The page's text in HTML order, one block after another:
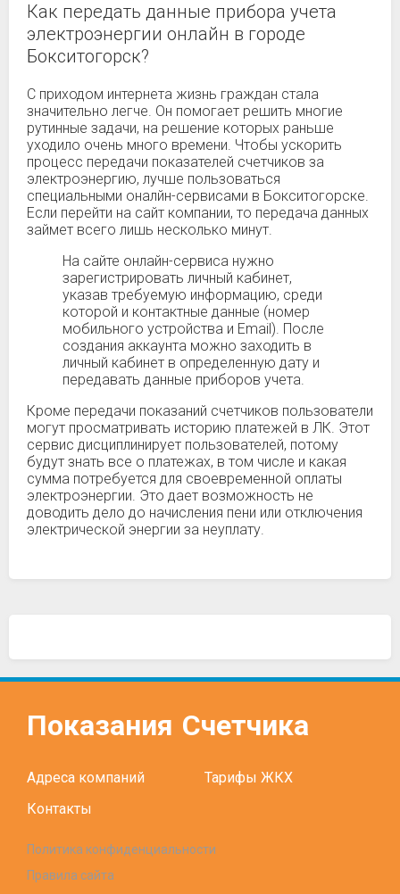
Как передать данные прибора учета
электроэнергии онлайн в городе
Бокситогорск?
С приходом интернета жизнь граждан стала
значительно легче. Он помогает решить многие
рутинные задачи, на решение которых раньше
уходило очень много времени. Чтобы ускорить
процесс передачи показателей счетчиков за
электроэнергию, лучше пользоваться
специальными оналйн-сервисами в Бокситогорске.
Если перейти на сайт компании, то передача данных
займет всего лишь несколько минут.
На сайте онлайн-сервиса нужно
зарегистрировать личный кабинет,
указав требуемую информацию, среди
которой и контактные данные (номер
мобильного устройства и Email). После
создания аккаунта можно заходить в
личный кабинет в определенную дату и
передавать данные приборов учета.
Кроме передачи показаний счетчиков пользователи
могут просматривать историю платежей в ЛК. Этот
сервис дисциплинирует пользователей, потому
будут знать все о платежах, в том числе и какая
сумма потребуется для своевременной оплаты
электроэнергии. Это дает возможность не
доводить дело до начисления пени или отключения
электрической энергии за неуплату.
Показания Счетчика
Адреса компаний
Тарифы ЖКХ
Контакты
Политика конфиденциальности
Правила сайта